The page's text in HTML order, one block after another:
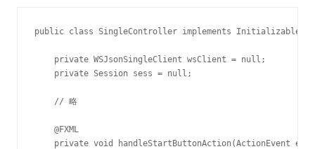
public class SingleController implements Initializable {
private WSJsonSingleClient wsClient = null;
private Session sess = null;
// 略
@FXML
private void handleStartButtonAction(ActionEvent